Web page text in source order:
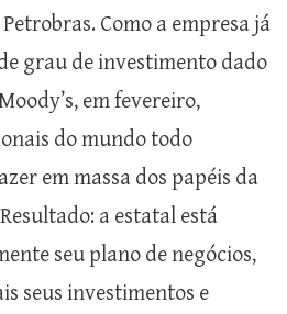
Como a empresa já
grau de investimento dado
em fevereiro,
do mundo todo
em massa dos papéis da
a estatal está
seu plano de negócios,
seus investimentos e